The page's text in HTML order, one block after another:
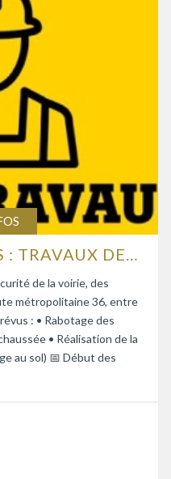
ROUTE DE CAGNES : TRAVAUX DE RENFORCEMENT DE LA CHAUSSÉE
de la voirie, des
métropolitaine 36, entre
: • Rabotage des
• Réalisation de la
au sol) 📅 Début des